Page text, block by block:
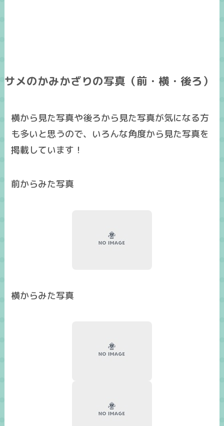
サメのかみかざりの写真（前・横・後ろ）
横から見た写真や後ろから見た写真が気になる方
も多いと思うので、いろんな角度から見た写真を
掲載しています！
前からみた写真
横からみた写真